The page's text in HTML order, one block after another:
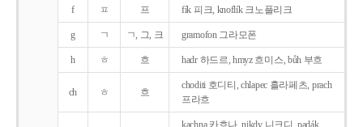
f ㅍ 프 fík 피크, knoflík 크노플리크
g ㄱ ㄱ, 그, 크 gramofon 그라모폰
h ㅎ 흐 hadr 하드르, hmyz 흐미스, bůh 부흐
ch ㅎ 흐
choditi 호디티, chlapec 흘라페츠, prach
프라흐
kachna 카흐나, nikdy 니크디, padák